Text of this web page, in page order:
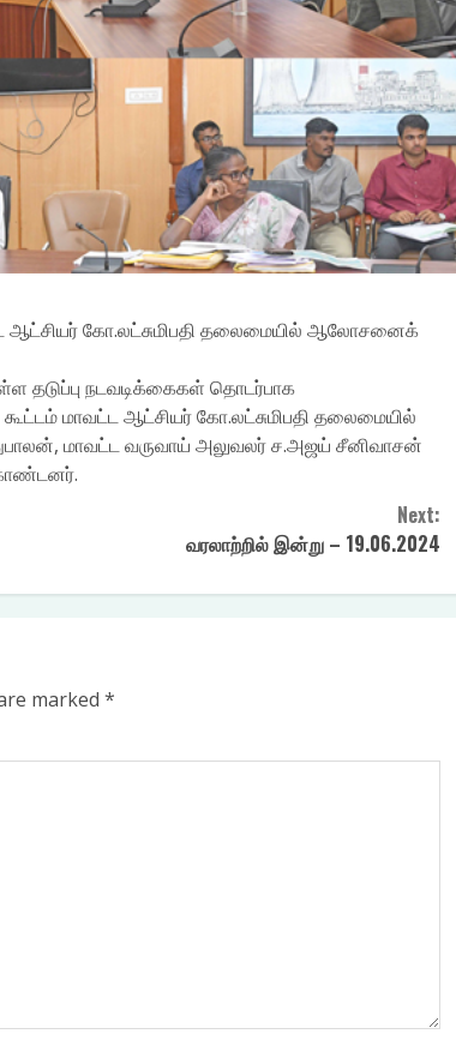
ஆட்சியர் கோ.லட்சுமிபதி தலைமையில் ஆலோசனைக்
தடுப்பு நடவடிக்கைகள் தொடர்பாக
மாவட்ட ஆட்சியர் கோ.லட்சுமிபதி தலைமையில்
மாவட்ட வருவாய் அலுவலர் ச.அஜய் சீனிவாசன்
Next:
வரலாற்றில் இன்று – 19.06.2024
marked *
₹200.00
TO CART
₹330.00
ADD TO CART
₹